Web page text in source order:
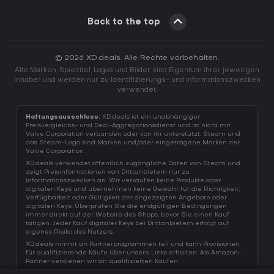
Back to the top
© 2026 XD.deals. Alle Rechte vorbehalten.
Alle Marken, Spieltitel, Logos und Bilder sind Eigentum ihrer jeweiligen
Inhaber und werden nur zu Identifizierungs- und Informationszwecken
verwendet.
Haftungsausschluss: XD.deals ist ein unabhängiger
Preisvergleichs- und Deal-Aggregationsdienst und ist nicht mit
Valve Corporation verbunden oder von ihr unterstützt. Steam und
das Steam-Logo sind Marken und/oder eingetragene Marken der
Valve Corporation.
XD.deals verwendet öffentlich zugängliche Daten von Steam und
zeigt Preisinformationen von Drittanbietern nur zu
Informationszwecken an. Wir verkaufen keine Produkte oder
digitalen Keys und übernehmen keine Gewähr für die Richtigkeit,
Verfügbarkeit oder Gültigkeit der angezeigten Angebote oder
digitalen Keys. Überprüfen Sie die endgültigen Bedingungen
immer direkt auf der Website des Shops, bevor Sie einen Kauf
tätigen. Jeder Kauf digitaler Keys bei Drittanbietern erfolgt auf
eigenes Risiko des Nutzers.
XD.deals nimmt an Partnerprogrammen teil und kann Provisionen
für qualifizierende Käufe über unsere Links erhalten. Als Amazon-
Partner verdienen wir an qualifizierten Käufen.